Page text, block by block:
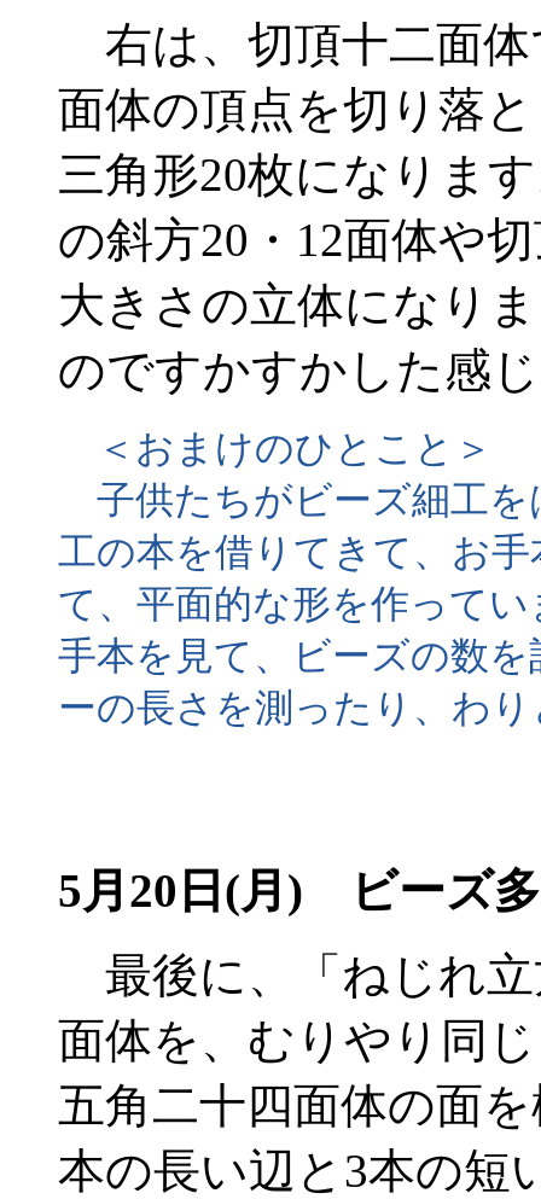
右は、切頂十二面体
面体の頂点を切り落
三角形20枚になりま
の斜方20・12面体や
大きさの立体になり
のですかすかした感
＜おまけのひとこと＞
子供たちがビーズ細工を
工の本を借りてきて、お
て、平面的な形を作って
手本を見て、ビーズの数
ーの長さを測ったり、わ
5月20日(月) ビーズ
最後に、「ねじれ立
面体を、むりやり同
五角二十四面体の面
本の長い辺と3本の短